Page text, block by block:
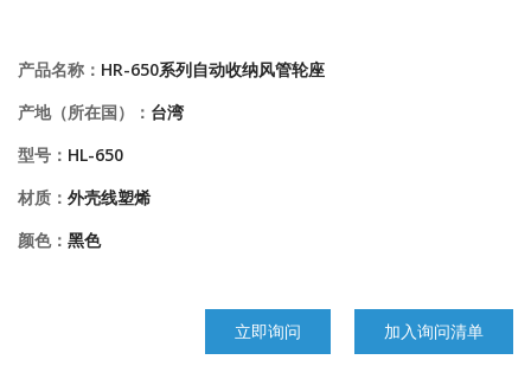
产品名称： HR-650系列自动收纳风管轮座
产地（所在国）： 台湾
型号： HL-650
材质： 外壳线塑烯
颜色： 黑色
立即询问 加入询问清单